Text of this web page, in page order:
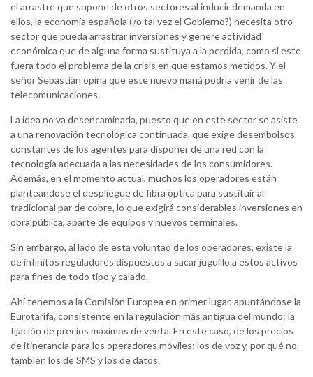
el arrastre que supone de otros sectores al inducir demanda en
ellos, la economía española (¿o tal vez el Gobierno?) necesita otro
sector que pueda arrastrar inversiones y genere actividad
económica que de alguna forma sustituya a la perdida, como si este
fuera todo el problema de la crisis en que estamos metidos. Y el
señor Sebastián opina que este nuevo maná podría venir de las
telecomunicaciones.
La idea no va desencaminada, puesto que en este sector se asiste
a una renovación tecnológica continuada, que exige desembolsos
constantes de los agentes para disponer de una red con la
tecnología adecuada a las necesidades de los consumidores.
Además, en el momento actual, muchos los operadores están
planteándose el despliegue de fibra óptica para sustituir al
tradicional par de cobre, lo que exigirá considerables inversiones en
obra pública, aparte de equipos y nuevos terminales.
Sin embargo, al lado de esta voluntad de los operadores, existe la
de infinitos reguladores dispuestos a sacar juguillo a estos activos
para fines de todo tipo y calado.
Ahí tenemos a la Comisión Europea en primer lugar, apuntándose la
Eurotarifa, consistente en la regulación más antigua del mundo: la
fijación de precios máximos de venta. En este caso, de los precios
de itinerancia para los operadores móviles: los de voz y, por qué no,
también los de SMS y los de datos.